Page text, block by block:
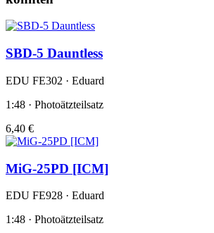
SBD-5 Dauntless
EDU FE302 · Eduard
1:48 · Photoätzteilsatz
6,40 €
MiG-25PD [ICM]
EDU FE928 · Eduard
1:48 · Photoätzteilsatz